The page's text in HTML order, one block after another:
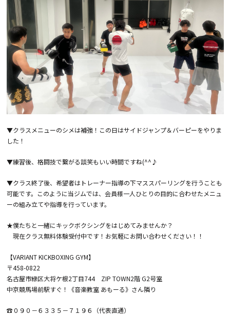
▼クラスメニューのシメは補強！この日はサイドジャンプ＆バーピーをやりま
した！
▼練習後、格闘技で繋がる談笑もいい時間ですね(^^♪
▼クラス終了後、希望者はトレーナー指導の下マススパーリングを行うことも
可能です。このように当ジムでは、会員様一人ひとりの目的に合わせたメニュ
ーの組み立てや指導を行っています。
★僕たちと一緒にキックボクシングをはじめてみませんか？
現在クラス無料体験受付中です！お気軽にお問い合わせください！！
【VARIANT KICKBOXING GYM】
〒458-0822
名古屋市緑区大将ケ根2丁目744 ZIP TOWN2階 G2号室
中京競馬場前駅すぐ！《音楽教室 あもーる》さん隣り
☎０９０－６３３５－７１９６（代表直通）